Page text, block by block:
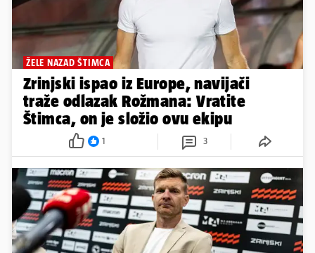
ŽELE NAZAD ŠTIMCA
Zrinjski ispao iz Europe, navijači
traže odlazak Rožmana: Vratite
Štimca, on je složio ovu ekipu
1 3